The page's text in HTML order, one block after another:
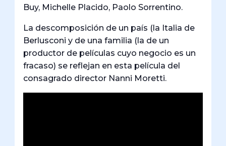
Buy, Michelle Placido, Paolo Sorrentino.
La descomposición de un país (la Italia de
Berlusconi y de una familia (la de un
productor de películas cuyo negocio es un
fracaso) se reflejan en esta película del
consagrado director Nanni Moretti.